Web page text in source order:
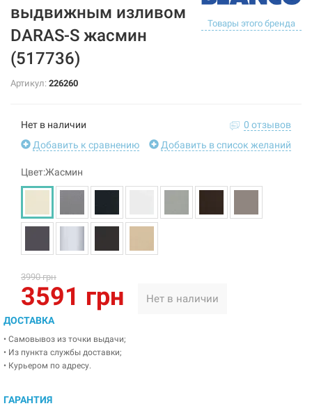
выдвижным изливом
DARAS-S жасмин
(517736)
Товары этого бренда
Артикул: 226260
Нет в наличии
0 отзывов
Добавить к сравнению
Добавить в список желаний
Цвет:Жасмин
3990 грн
3591 грн Нет в наличии
ДОСТАВКА
• Самовывоз из точки выдачи;
• Из пункта службы доставки;
• Курьером по адресу.
ГАРАНТИЯ